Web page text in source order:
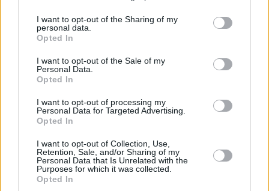
I want to opt-out of the Sharing of my
personal data.
Opted In
I want to opt-out of the Sale of my
Personal Data.
Opted In
I want to opt-out of processing my
Personal Data for Targeted Advertising.
Opted In
I want to opt-out of Collection, Use,
Retention, Sale, and/or Sharing of my
Personal Data that Is Unrelated with the
Purposes for which it was collected.
Opted In